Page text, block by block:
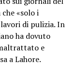
«solo i
di pulizia. In
ha dovuto
e
a Lahore.